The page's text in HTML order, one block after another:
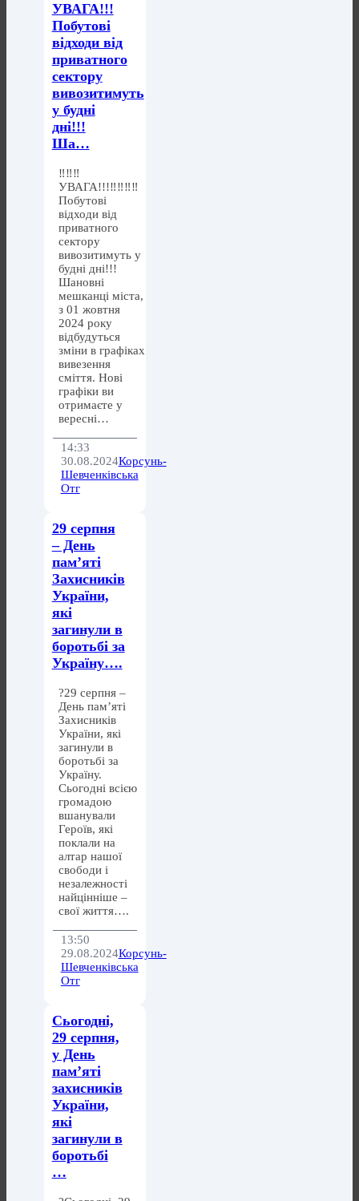
УВАГА!!!
Побутові
відходи від
приватного
сектору
вивозитимуть
у будні
дні!!!
Ша…
‼️‼️‼️
УВАГА!!!‼️‼️‼️‼️
Побутові
відходи від
приватного
сектору
вивозитимуть у
будні дні!!!
Шановні
мешканці міста,
з 01 жовтня
2024 року
відбудуться
зміни в графіках
вивезення
сміття. Нові
графіки ви
отримаєте у
вересні…
14:33
30.08.2024Корсунь-
Шевченківська
Отг
29 серпня
– День
пам’яті
Захисників
України,
які
загинули в
боротьбі за
Україну….
?29 серпня –
День пам’яті
Захисників
України, які
загинули в
боротьбі за
Україну.
Сьогодні всією
громадою
вшанували
Героїв, які
поклали на
алтар нашої
свободи і
незалежності
найцінніше –
свої життя….
13:50
29.08.2024Корсунь-
Шевченківська
Отг
Сьогодні,
29 серпня,
у День
пам’яті
захисників
України,
які
загинули в
боротьбі
…